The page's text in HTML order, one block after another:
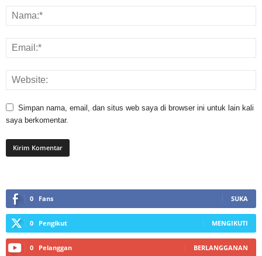
Simpan nama, email, dan situs web saya di browser ini untuk lain kali
saya berkomentar.
0 Fans SUKA
0 Pengikut MENGIKUTI
0 Pelanggan BERLANGGANAN